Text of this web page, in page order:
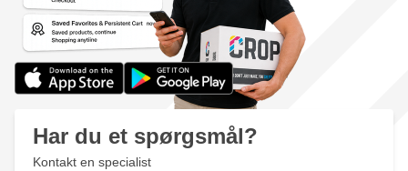
Har du et spørgsmål?
Kontakt en specialist